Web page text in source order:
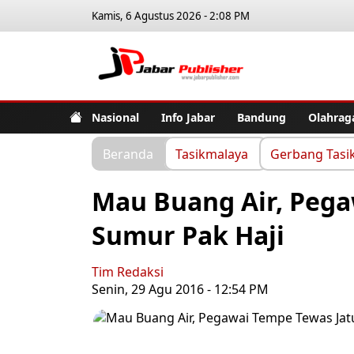
Kamis, 6 Agustus 2026 - 2:08 PM
Nasional Info Jabar Bandung
Beranda Tasikmalaya Gerbang
Mau Buang Air,
Sumur Pak Haji
Tim Redaksi
Senin, 29 Agu 2016 - 12:54 PM